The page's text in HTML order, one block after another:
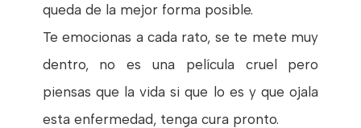
queda de la mejor forma posible.
Te emocionas a cada rato, se te mete muy
dentro, no es una película cruel pero
piensas que la vida si que lo es y que ojala
esta enfermedad, tenga cura pronto.